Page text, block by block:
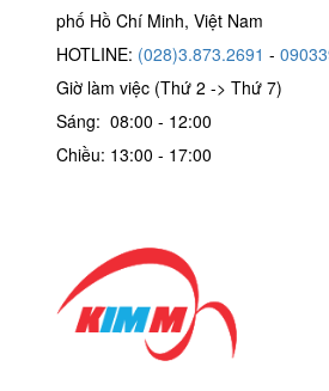
phố Hồ Chí Minh, Việt Nam
HOTLINE: (028)3.873.2691 -
Giờ làm việc (Thứ 2 -> Thứ 7)
Sáng: 08:00 - 12:00
Chiều: 13:00 - 17:00